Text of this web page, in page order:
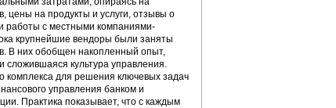
цены на продукты и услуги, отзывы о
работы с местными компаниями-
крупнейшие вендоры были заняты
В них обобщен накопленный опыт,
культура управления.
комплекса для решения ключевых задач
управления банком и
Практика показывает, что с каждым